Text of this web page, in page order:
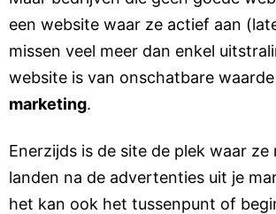
een website waar ze actief aan
missen veel meer dan enkel
website is van onschatbare
marketing.
Enerzijds is de site de plek waar ze
landen na de advertenties uit je
het kan ook het tussenpunt of